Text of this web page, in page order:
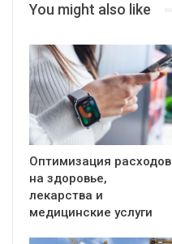
You might also like
Оптимизация расходов
на здоровье,
лекарства и
медицинские услуги